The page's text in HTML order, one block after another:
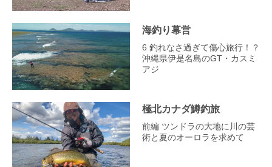
海釣り幕営
6 釣れなさ過ぎて傷心旅行！？
沖縄県伊是名島のGT・カスミ
アジ
極北カナダ鱒釣旅
前編 ツンドラの大地に川の芸
術と夏のオーロラを求めて